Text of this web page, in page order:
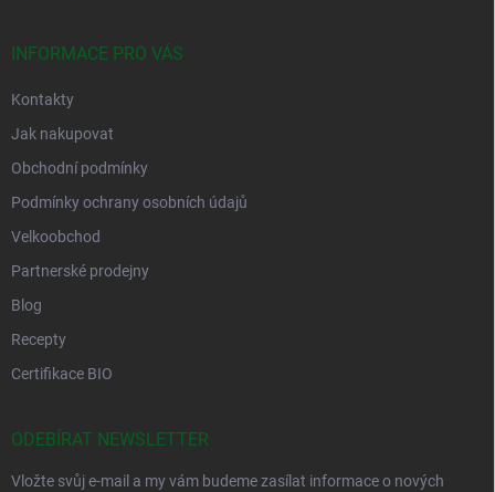
INFORMACE PRO VÁS
Kontakty
Jak nakupovat
Obchodní podmínky
Podmínky ochrany osobních údajů
Velkoobchod
Partnerské prodejny
Blog
Recepty
Certifikace BIO
ODEBÍRAT NEWSLETTER
Vložte svůj e-mail a my vám budeme zasílat informace o nových